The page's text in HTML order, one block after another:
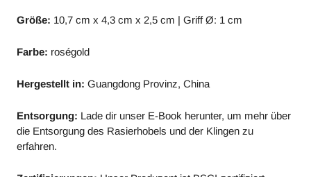
Größe: 10,7 cm x 4,3 cm x 2,5 cm | Griff Ø: 1 cm
Farbe: roségold
Hergestellt in: Guangdong Provinz, China
Entsorgung: Lade dir unser E-Book herunter, um mehr über
die Entsorgung des Rasierhobels und der Klingen zu
erfahren.